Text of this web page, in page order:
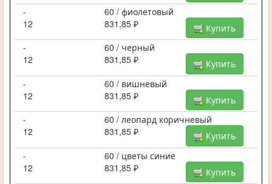
-
60 / фиолетовый
12
831,85 ₽
Купить
-
60 / черный
12
831,85 ₽
Купить
-
60 / вишневый
12
831,85 ₽
Купить
-
60 / леопард коричневый
12
831,85 ₽
Купить
-
60 / цветы синие
12
831,85 ₽
Купить